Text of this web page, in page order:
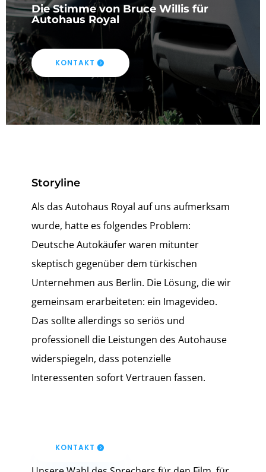
Die Stimme von Bruce Willis für
Autohaus Royal
KONTAKT
Storyline
Als das Autohaus Royal auf uns aufmerksam
wurde, hatte es folgendes Problem:
Deutsche Autokäufer waren mitunter
skeptisch gegenüber dem türkischen
Unternehmen aus Berlin. Die Lösung, die wir
gemeinsam erarbeiteten: ein Imagevideo.
Das sollte allerdings so seriös und
professionell die Leistungen des Autohause
widerspiegeln, dass potenzielle
Interessenten sofort Vertrauen fassen.
KONTAKT